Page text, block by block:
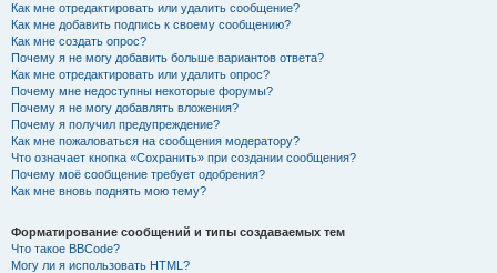
Как мне отредактировать или удалить сообщение?
Как мне добавить подпись к своему сообщению?
Как мне создать опрос?
Почему я не могу добавить больше вариантов ответа?
Как мне отредактировать или удалить опрос?
Почему мне недоступны некоторые форумы?
Почему я не могу добавлять вложения?
Почему я получил предупреждение?
Как мне пожаловаться на сообщения модератору?
Что означает кнопка «Сохранить» при создании сообщения?
Почему моё сообщение требует одобрения?
Как мне вновь поднять мою тему?
Форматирование сообщений и типы создаваемых тем
Что такое BBCode?
Могу ли я использовать HTML?